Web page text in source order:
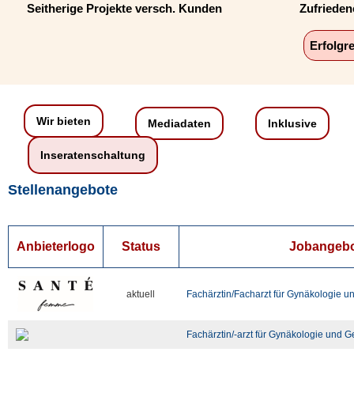
Seitherige Projekte versch. Kunden
Wir bieten Mediadaten Inklusive
Inseratenschaltung
Stellenangebote
Anbieterlogo Status
aktuell Fachärztin/Facharzt für Gynäkologie
Fachärztin/-arzt für Gynäkologie und